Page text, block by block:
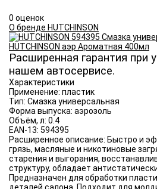
0 оценок
О бренде HUTCHINSON
Расширенная гарантия при
нашем автосервисе.
Характеристики
Применение: пластик
Тип: Смазка универсальная
Форма выпуска: аэрозоль
Объём, л: 0.4
EAN-13: 594395
Расширенное описание: Быстро и
грязь, масляные и никотиновые
старения и выгорания,
структуру, обладает
Предназначен для обработки